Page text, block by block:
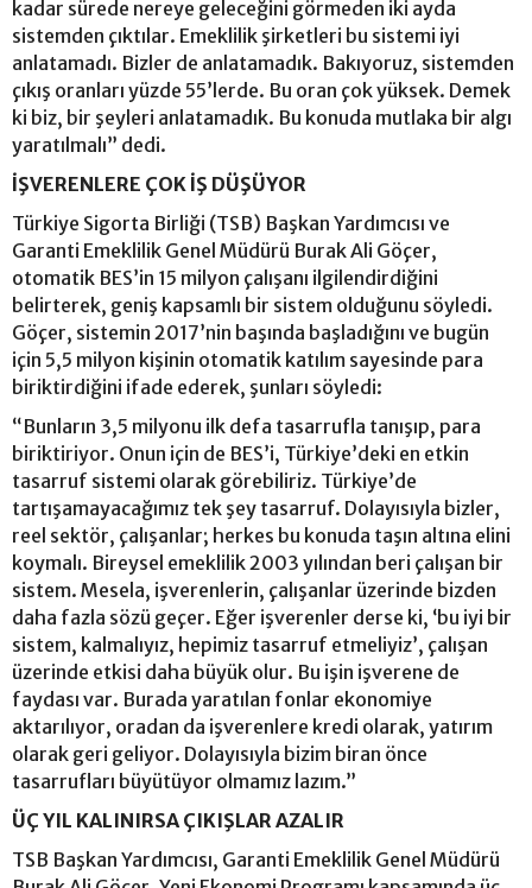
kadar sürede nereye geleceğini görmeden iki ayda
sistemden çıktılar. Emeklilik şirketleri bu sistemi iyi
anlatamadı. Bizler de anlatamadık. Bakıyoruz, sistemden
çıkış oranları yüzde 55’lerde. Bu oran çok yüksek. Demek
ki biz, bir şeyleri anlatamadık. Bu konuda mutlaka bir algı
yaratılmalı” dedi.
İŞVERENLERE ÇOK İŞ DÜŞÜYOR
Türkiye Sigorta Birliği (TSB) Başkan Yardımcısı ve
Garanti Emeklilik Genel Müdürü Burak Ali Göçer,
otomatik BES’in 15 milyon çalışanı ilgilendirdiğini
belirterek, geniş kapsamlı bir sistem olduğunu söyledi.
Göçer, sistemin 2017’nin başında başladığını ve bugün
için 5,5 milyon kişinin otomatik katılım sayesinde para
biriktirdiğini ifade ederek, şunları söyledi:
“Bunların 3,5 milyonu ilk defa tasarrufla tanışıp, para
biriktiriyor. Onun için de BES’i, Türkiye’deki en etkin
tasarruf sistemi olarak görebiliriz. Türkiye’de
tartışamayacağımız tek şey tasarruf. Dolayısıyla bizler,
reel sektör, çalışanlar; herkes bu konuda taşın altına elini
koymalı. Bireysel emeklilik 2003 yılından beri çalışan bir
sistem. Mesela, işverenlerin, çalışanlar üzerinde bizden
daha fazla sözü geçer. Eğer işverenler derse ki, ‘bu iyi bir
sistem, kalmalıyız, hepimiz tasarruf etmeliyiz’, çalışan
üzerinde etkisi daha büyük olur. Bu işin işverene de
faydası var. Burada yaratılan fonlar ekonomiye
aktarılıyor, oradan da işverenlere kredi olarak, yatırım
olarak geri geliyor. Dolayısıyla bizim biran önce
tasarrufları büyütüyor olmamız lazım.”
ÜÇ YIL KALINIRSA ÇIKIŞLAR AZALIR
TSB Başkan Yardımcısı, Garanti Emeklilik Genel Müdürü